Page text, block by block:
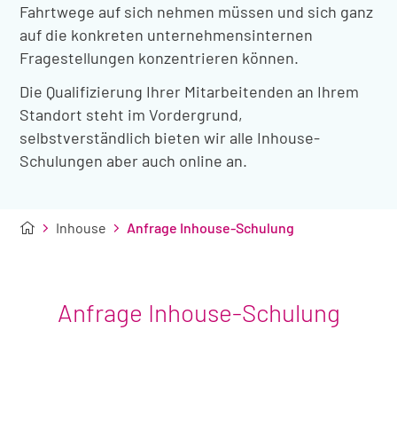
Fahrtwege auf sich nehmen müssen und sich ganz
auf die konkreten unternehmensinternen
Fragestellungen konzentrieren können.
Die Qualifizierung Ihrer Mitarbeitenden an Ihrem
Standort steht im Vordergrund,
selbstverständlich bieten wir alle Inhouse-
Schulungen aber auch online an.
Inhouse Anfrage Inhouse-Schulung
Anfrage Inhouse-Schulung